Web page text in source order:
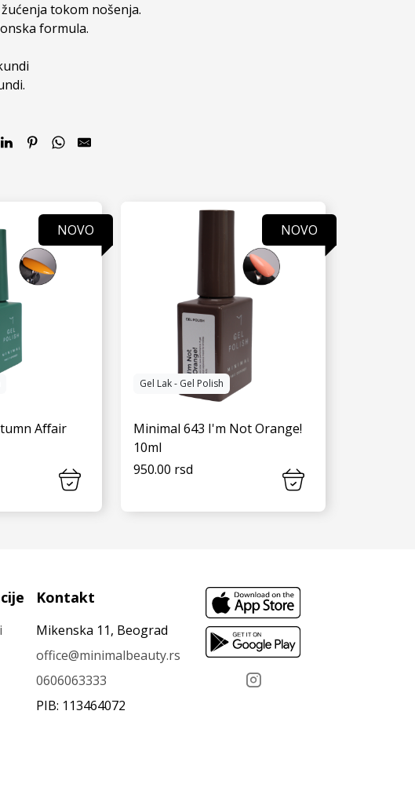
tokom nošenja.
formula.
NOVO
Aﬀair
NOVO
VIDI JOŠ
Gel Lak - Gel Polish
Minimal 643 I'm Not Orange!
10ml
950.00 rsd
Kontakt
Mikenska 11, Beograd
office@minimalbeauty.rs
0606063333
PIB: 113464072